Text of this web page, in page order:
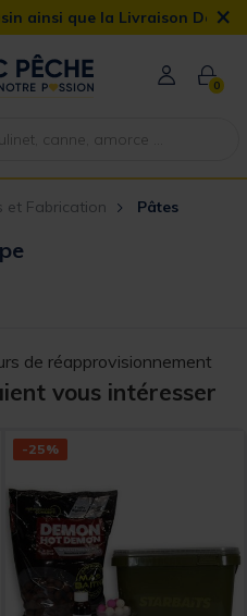
Domicile offerte dès×
0
et Fabrication Pâtes
de réapprovisionnement
vous intéresser
-25%